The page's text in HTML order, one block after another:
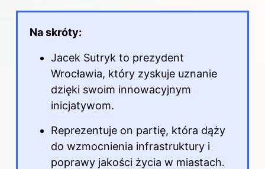
Na skróty:
Jacek Sutryk to prezydent
Wrocławia, który zyskuje uznanie
dzięki swoim innowacyjnym
inicjatywom.
Reprezentuje on partię, która dąży
do wzmocnienia infrastruktury i
poprawy jakości życia w miastach.